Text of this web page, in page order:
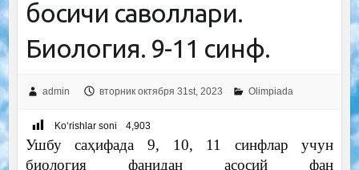
босқичи саволлари.
Биология. 9-11 синф.
admin вторник октября 31st, 2023 Olimpiada
Ko‘rishlar soni 4,903
Ушбу саҳифада 9, 10, 11 синфлар учун
биология фанидан асосий фан